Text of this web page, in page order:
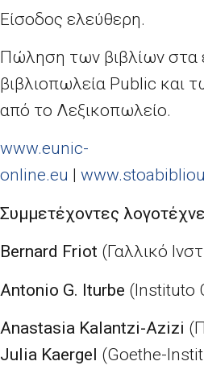
Είσοδος ελεύθερη.
Πώληση των βιβλίων στα
βιβλιοπωλεία Public και
από το Λεξικοπωλείο.
www.eunic-
online.eu
Συμμετέχοντες
Bernard Friot (Γαλλικό
Antonio G. Iturbe (Instituto
Anastasia Kalantzi-Azizi
Julia Kaergel (Goethe-